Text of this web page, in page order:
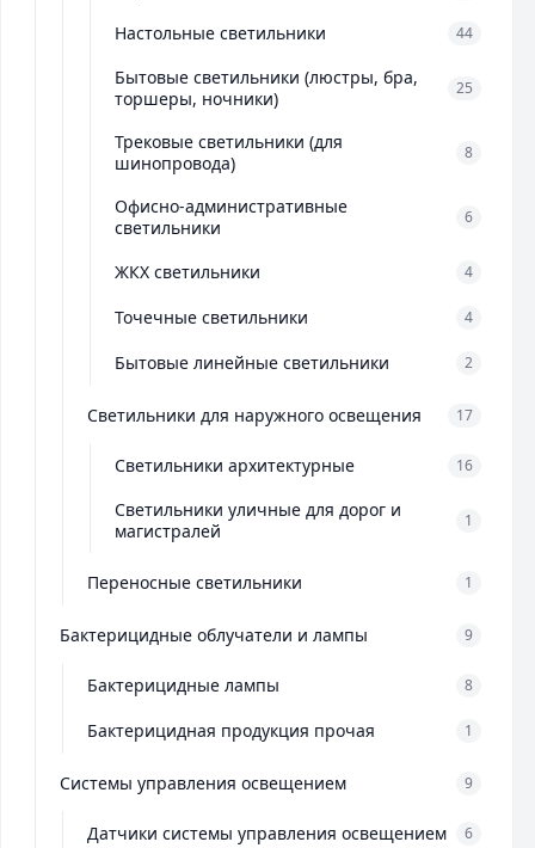
Настольные светильники 44
Бытовые светильники (люстры, бра,
торшеры, ночники)
25
Трековые светильники (для
шинопровода)
8
Офисно-административные
светильники
6
ЖКХ светильники 4
Точечные светильники 4
Бытовые линейные светильники 2
Светильники для наружного освещения 17
Светильники архитектурные 16
Светильники уличные для дорог и
магистралей
1
Переносные светильники 1
Бактерицидные облучатели и лампы 9
Бактерицидные лампы 8
Бактерицидная продукция прочая 1
Системы управления освещением 9
Датчики системы управления освещением 6